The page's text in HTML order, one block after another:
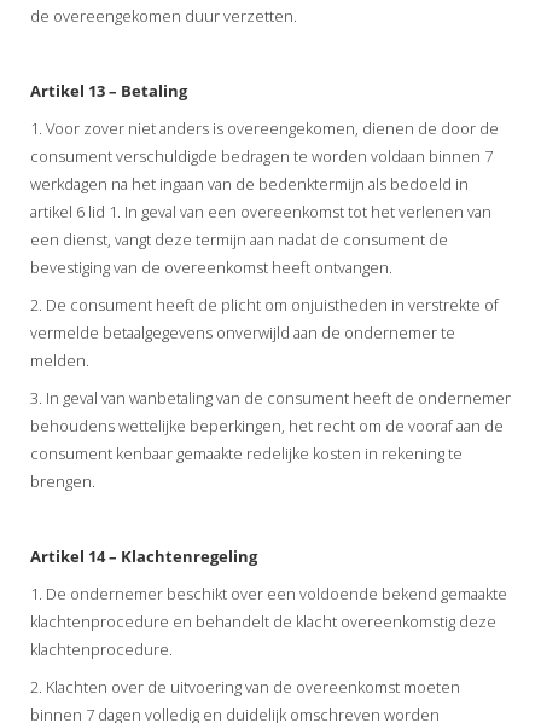
de overeengekomen duur verzetten.
Artikel 13 – Betaling
1. Voor zover niet anders is overeengekomen, dienen de door de
consument verschuldigde bedragen te worden voldaan binnen 7
werkdagen na het ingaan van de bedenktermijn als bedoeld in
artikel 6 lid 1. In geval van een overeenkomst tot het verlenen van
een dienst, vangt deze termijn aan nadat de consument de
bevestiging van de overeenkomst heeft ontvangen.
2. De consument heeft de plicht om onjuistheden in verstrekte of
vermelde betaalgegevens onverwijld aan de ondernemer te
melden.
3. In geval van wanbetaling van de consument heeft de ondernemer
behoudens wettelijke beperkingen, het recht om de vooraf aan de
consument kenbaar gemaakte redelijke kosten in rekening te
brengen.
Artikel 14 – Klachtenregeling
1. De ondernemer beschikt over een voldoende bekend gemaakte
klachtenprocedure en behandelt de klacht overeenkomstig deze
klachtenprocedure.
2. Klachten over de uitvoering van de overeenkomst moeten
binnen 7 dagen volledig en duidelijk omschreven worden